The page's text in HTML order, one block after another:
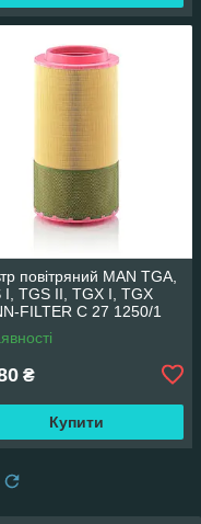
повітряний MAN TGA,
I, TGS II, TGX I, TGX
FILTER C 27 1250/1
₴
Купити